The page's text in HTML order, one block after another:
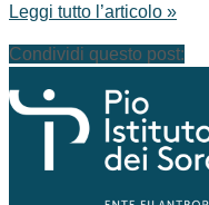
Leggi tutto l’articolo »
Condividi questo post: